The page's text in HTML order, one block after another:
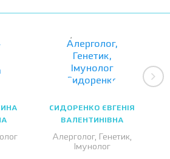
СИДОРЕНКО ЄВГЕНІЯ
ВАЛЕНТИНІВНА
Алерголог, Генетик,
Імунолог